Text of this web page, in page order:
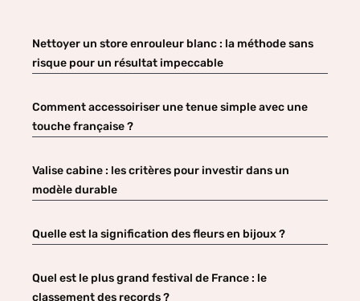
Nettoyer un store enrouleur blanc : la méthode sans
risque pour un résultat impeccable
Comment accessoiriser une tenue simple avec une
touche française ?
Valise cabine : les critères pour investir dans un
modèle durable
Quelle est la signification des fleurs en bijoux ?
Quel est le plus grand festival de France : le
classement des records ?